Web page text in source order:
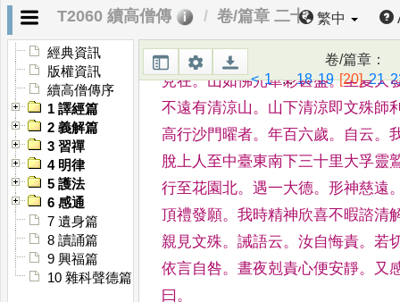
T2060 續高僧傳 卷/篇章 二十 繁中
經典資訊
版權資訊
續高僧傳序
1 譯經篇
2 義解篇
3 習禪
4 明律
5 護法
6 感通
7 遺身篇
8 讀誦篇
9 興福篇
10 雜科聲德篇
卷/篇章：
< 1...18 19 [20] 21
志在出道唯在禪思。遠近訪法無師
照果寺。隱五臺南佛光
山寺四十餘
見在。山如佛光華彩甚盛。至夏大
不遠有清涼山。 山下清涼即文殊師
高行沙門曜者。年百六歲。 自云。
脫上人至中臺東南下三十里大孚靈
行至花園北。遇一大德。 形神慈遠
頂禮發願。我時精神欣喜不暇諮清
親見文殊。誡語云。汝自悔責。若
依言自咎。晝夜剋責心便安靜。
又
曰。